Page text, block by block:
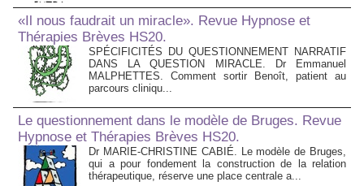
«Il nous faudrait un miracle». Revue Hypnose et
Thérapies Brèves HS20.
SPÉCIFICITÉS DU QUESTIONNEMENT NARRATIF
DANS LA QUESTION MIRACLE. Dr Emmanuel
MALPHETTES. Comment sortir Benoît, patient au
parcours cliniqu...
Le questionnement dans le modèle de Bruges. Revue
Hypnose et Thérapies Brèves HS20.
Dr MARIE-CHRISTINE CABIÉ. Le modèle de Bruges,
qui a pour fondement la construction de la relation
thérapeutique, réserve une place centrale a...